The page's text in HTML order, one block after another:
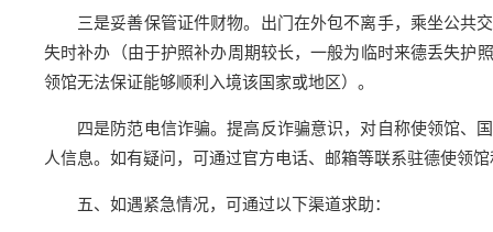
三是妥善保管证件财物。出门在外包不离手，乘坐公共
失时补办（由于护照补办周期较长，一般为临时来德丢失护
领馆无法保证能够顺利入境该国家或地区）。
四是防范电信诈骗。提高反诈骗意识，对自称使领馆、
人信息。如有疑问，可通过官方电话、邮箱等联系驻德使领
五、如遇紧急情况，可通过以下渠道求助：